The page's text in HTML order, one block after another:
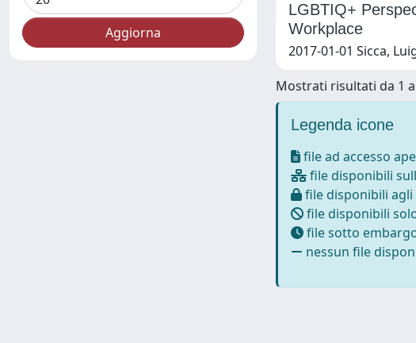
LGBTIQ+
Workplace
2017-01-01 Sicca,
Mostrati risultati da 1 a
Legenda icone
file ad accesso
file disponibili
file disponibili
file disponibili
file sotto
nessun file